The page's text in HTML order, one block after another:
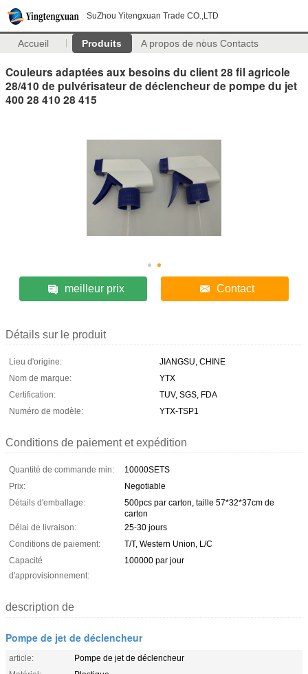
SuZhou Yitengxuan Trade CO.,LTD
Accueil Produits A propos de nous Contacts
Couleurs adaptées aux besoins du client 28 fil agricole
28/410 de pulvérisateur de déclencheur de pompe du jet
400 28 410 28 415
meilleur prix Contact
Détails sur le produit
Lieu d'origine:
JIANGSU, CHINE
Nom de marque:
YTX
Certification:
TUV, SGS, FDA
Numéro de modèle:
YTX-TSP1
Conditions de paiement et expédition
Quantité de commande min:
10000SETS
Prix:
Negotiable
Détails d'emballage:
500pcs par carton, taille 57*32*37cm de
carton
Délai de livraison:
25-30 jours
Conditions de paiement:
T/T, Western Union, L/C
Capacité
d'approvisionnement:
100000 par jour
description de
Pompe de jet de déclencheur
article:
Pompe de jet de déclencheur